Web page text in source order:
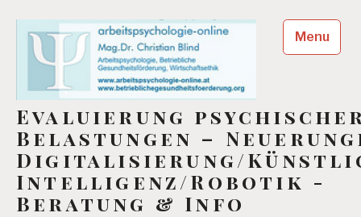
content
Evaluierung
Belastungen –
Digitalisierung/
Intelligenz/Robotik -
Beratung & Info
Menu